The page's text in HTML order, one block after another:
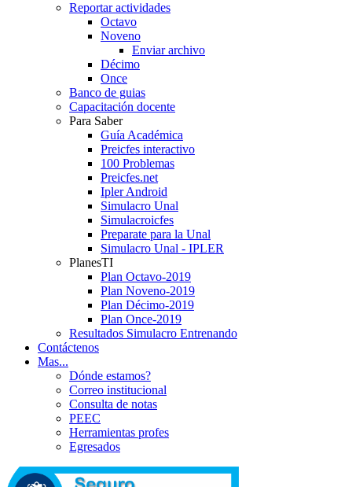
Reportar actividades
Octavo
Noveno
Enviar archivo
Décimo
Once
Banco de guias
Capacitación docente
Para Saber
Guía Académica
Preicfes interactivo
100 Problemas
Preicfes.net
Ipler Android
Simulacro Unal
Simulacroicfes
Preparate para la Unal
Simulacro Unal - IPLER
PlanesTI
Plan Octavo-2019
Plan Noveno-2019
Plan Décimo-2019
Plan Once-2019
Resultados Simulacro Entrenando
Contáctenos
Mas...
Dónde estamos?
Correo institucional
Consulta de notas
PEEC
Herramientas profes
Egresados